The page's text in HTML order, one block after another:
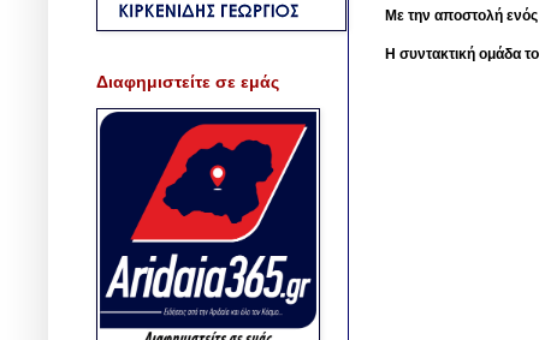
Με την αποστολή
Η συντακτική ομάδα
Διαφημιστείτε σε εμάς